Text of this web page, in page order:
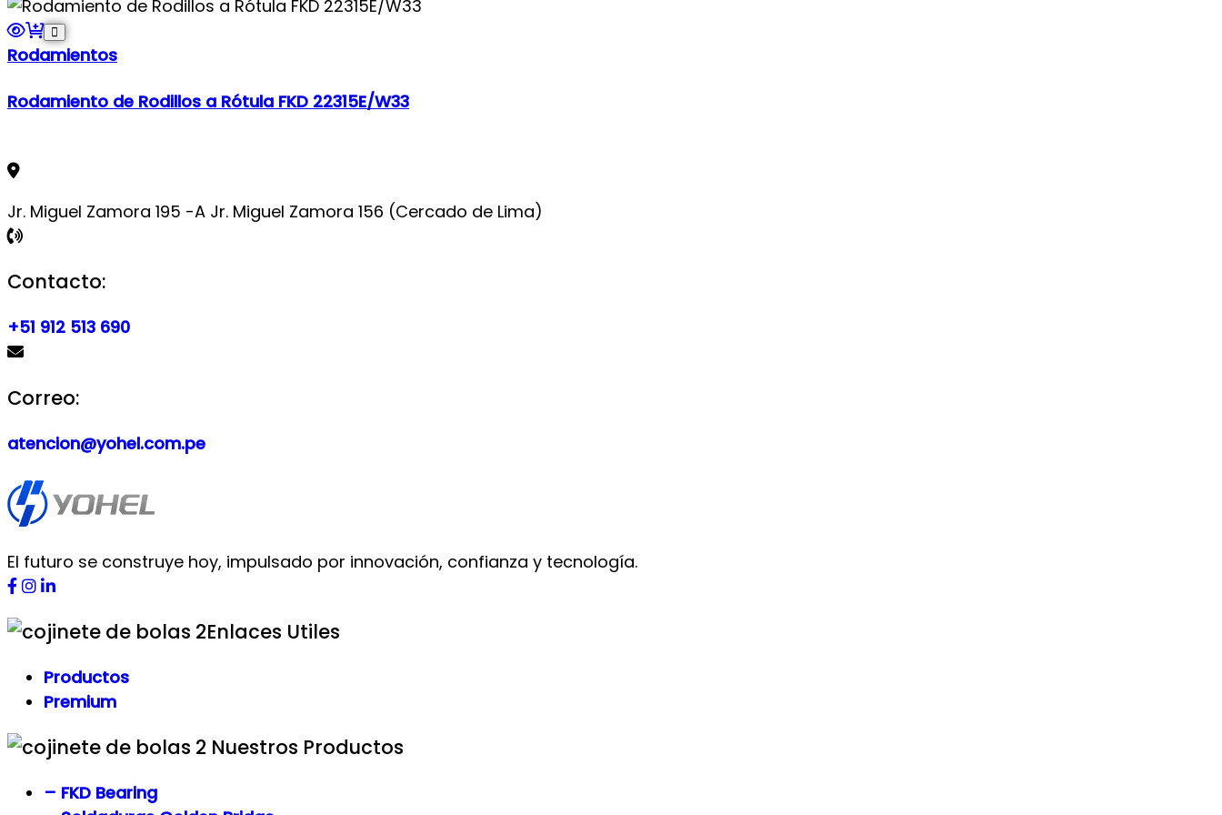
Rodamientos
Rodamiento de Rodillos a Rótula FKD 22315E/W33
Jr. Miguel Zamora 195 -A Jr. Miguel Zamora 156 (Cercado de Lima)
Contacto:
+51 912 513 690
Correo:
atencion@yohel.com.pe
El futuro se construye hoy, impulsado por innovación, confianza y tecnología.
Enlaces Utiles
Productos
Premium
Nuestros Productos
– FKD Bearing